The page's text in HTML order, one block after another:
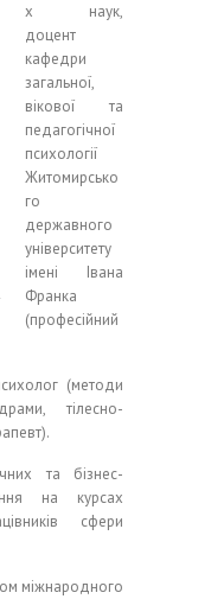
х наук,
доцент
кафедри
загальної,
вікової та
педагогічної
психології
Житомирсько
го
державного
університету
імені Івана
Франка
(професійний
(методи
тілесно-
та бізнес-
на курсах
сфери
міжнародного